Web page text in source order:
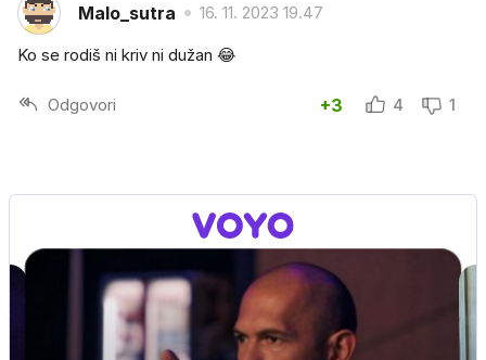
Malo_sutra 16. 11. 2023 19.47
Ko se rodiš ni kriv ni dužan 😂
Odgovori +3 4 1